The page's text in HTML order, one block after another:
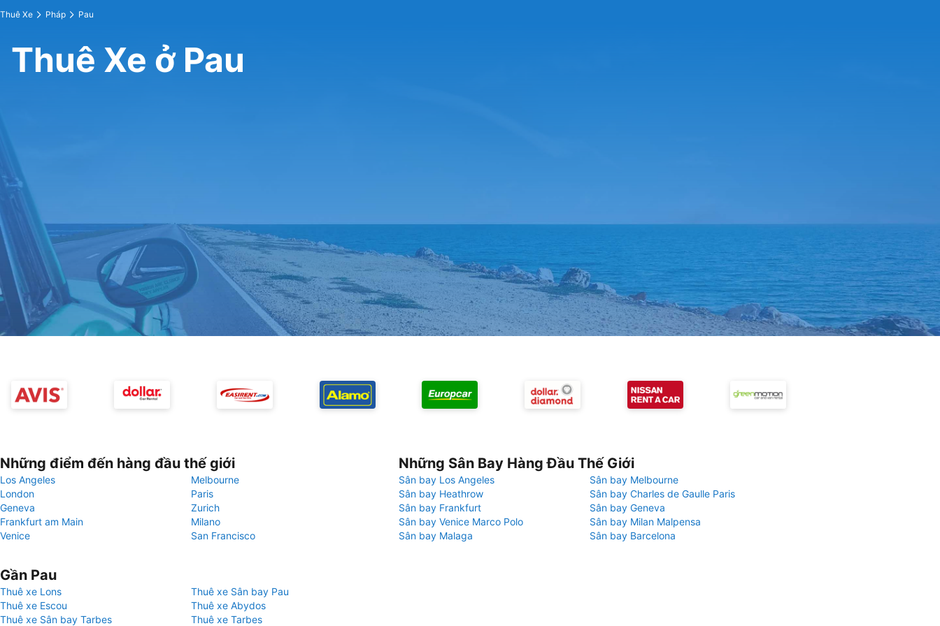
Thuê Xe Pháp Pau
Thuê Xe ở Pau
Những điểm đến hàng đầu thế giới
Los Angeles
Melbourne
London
Paris
Geneva
Zurich
Frankfurt am Main
Milano
Venice
San Francisco
Những Sân Bay Hàng Đầu Thế Giới
Sân bay Los Angeles
Sân bay Melbourne
Sân bay Heathrow
Sân bay Charles de Gaulle Paris
Sân bay Frankfurt
Sân bay Geneva
Sân bay Venice Marco Polo
Sân bay Milan Malpensa
Sân bay Malaga
Sân bay Barcelona
Gần Pau
Thuê xe Lons
Thuê xe Sân bay Pau
Thuê xe Escou
Thuê xe Abydos
Thuê xe Sân bay Tarbes
Thuê xe Tarbes